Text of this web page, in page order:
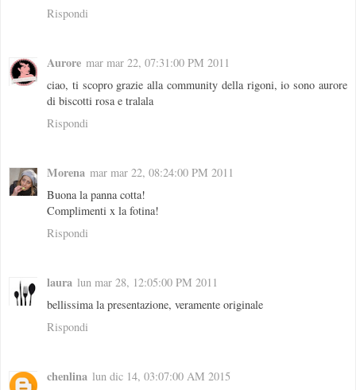
Rispondi
Aurore mar mar 22, 07:31:00 PM 2011
ciao, ti scopro grazie alla community della rigoni, io sono aurore
di biscotti rosa e tralala
Rispondi
Morena mar mar 22, 08:24:00 PM 2011
Buona la panna cotta!
Complimenti x la fotina!
Rispondi
laura lun mar 28, 12:05:00 PM 2011
bellissima la presentazione, veramente originale
Rispondi
chenlina lun dic 14, 03:07:00 AM 2015